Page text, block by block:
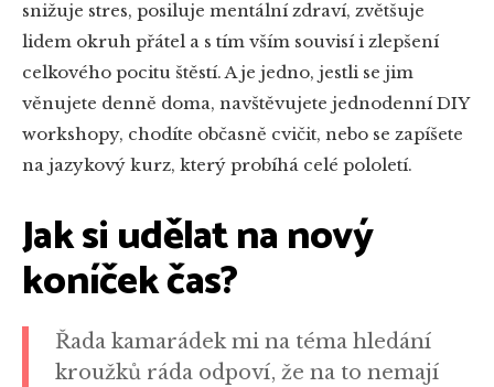
snižuje stres, posiluje mentální zdraví, zvětšuje
lidem okruh přátel a s tím vším souvisí i zlepšení
celkového pocitu štěstí. A je jedno, jestli se jim
věnujete denně doma, navštěvujete jednodenní DIY
workshopy, chodíte občasně cvičit, nebo se zapíšete
na jazykový kurz, který probíhá celé pololetí.
Jak si udělat na nový
koníček čas?
Řada kamarádek mi na téma hledání
kroužků ráda odpoví, že na to nemají